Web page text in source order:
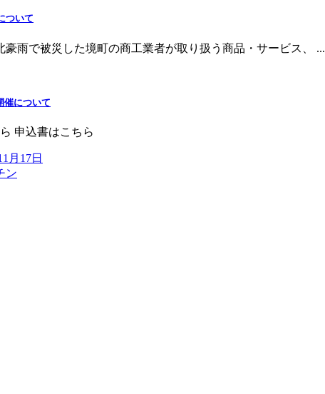
ついて
豪雨で被災した境町の商工業者が取り扱う商品・サービス、 ...
催について
申込書はこちら